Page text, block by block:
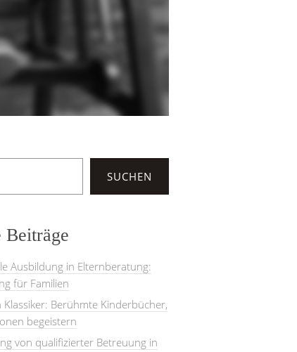
SUCHEN
Beiträge
Ausbildung in Elternberatung:
für Familien
Klassiker: Berühmte Kinderbücher,
begeistern
von qualifizierter Betreuung in